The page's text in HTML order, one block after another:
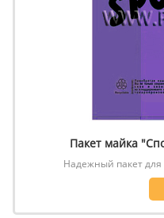
Пакет майка
Надежный пакет для